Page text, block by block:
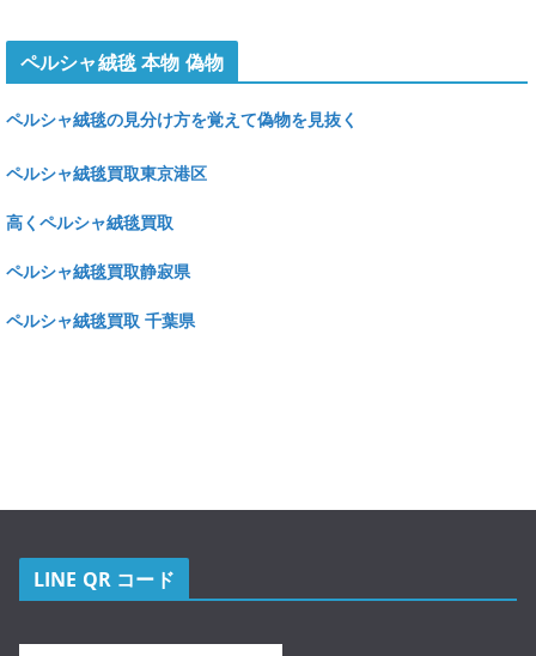
ペルシャ絨毯 本物 偽物
ペルシャ絨毯の見分け方を覚えて偽物を見抜く
ペルシャ絨毯買取東京港区
高くペルシャ絨毯買取
ペルシャ絨毯買取静寂県
ペルシャ絨毯買取 千葉県
LINE QR コード